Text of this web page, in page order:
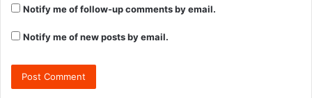
Notify me of follow-up comments by email.
Notify me of new posts by email.